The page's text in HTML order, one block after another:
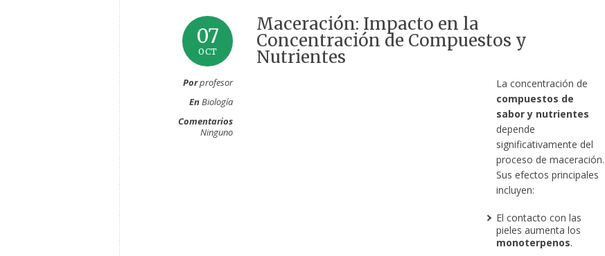
07
OCT
Porprofesor
EnBiología
Comentarios
Ninguno
Maceración: Impacto en la
Concentración de Compuestos y
Nutrientes
La concentración de
compuestos de
sabor y nutrientes
depende
significativamente del
proceso de maceración.
Sus efectos principales
incluyen:
El contacto con las
pieles aumenta los
monoterpenos.